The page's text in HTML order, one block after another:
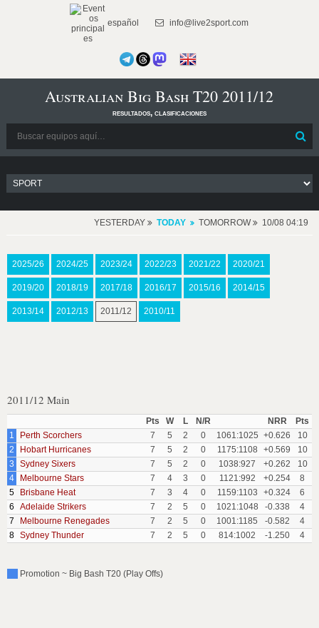
español info@live2sport.com
Australian Big Bash T20 2011/12
resultados, clasificaciones
YESTERDAY TODAY TOMORROW 10/08 04:19
2025/26 2024/25 2023/24 2022/23 2021/22 2020/21
2019/20 2018/19 2017/18 2016/17 2015/16 2014/15
2013/14 2012/13 2011/12 2010/11
2011/12 Main
Pts W L N/R NRR
Pts
1
Perth Scorchers 7 5 2 0 1061:1025 +0.626
10
2
Hobart Hurricanes 7 5 2 0 1175:1108 +0.569
10
3
Sydney Sixers 7 5 2 0 1038:927 +0.262
10
4
Melbourne Stars 7 4 3 0 1121:992 +0.254
8
5
Brisbane Heat 7 3 4 0 1159:1103 +0.324
6
6
Adelaide Strikers 7 2 5 0 1021:1048 -0.338
4
7
Melbourne Renegades 7 2 5 0 1001:1185 -0.582
4
8 Sydney Thunder 7 2 5 0 814:1002 -1.250 4
Promotion ~ Big Bash T20 (Play Offs)